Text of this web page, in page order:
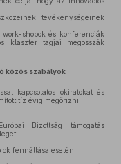
tevékenységeinek
shopok és konferenciák
klaszter tagjai megosszák
közös szabályok
kapcsolatos okiratokat és
tíz évig megőrizni.
Bizottság támogatás
fennállása esetén.